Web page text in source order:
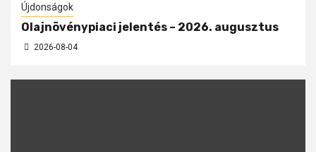
Újdonságok
Olajnövénypiaci jelentés – 2026. augusztus
2026-08-04